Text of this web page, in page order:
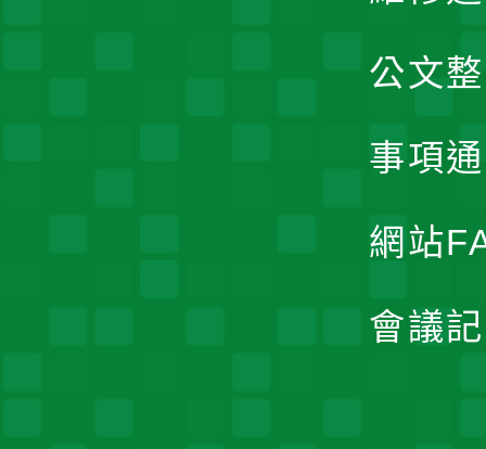
公文
事項
網站
會議